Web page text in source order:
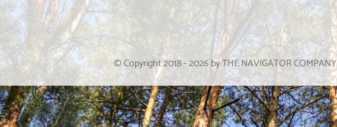
Política de Privacidade
© Copyright 2018 -2026by THE NAVIGATOR COMPANY